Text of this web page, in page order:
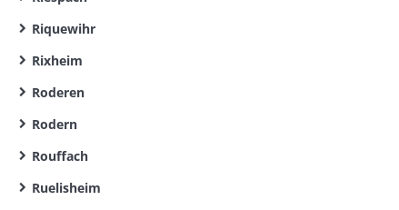
Riquewihr
Rixheim
Roderen
Rodern
Rouffach
Ruelisheim